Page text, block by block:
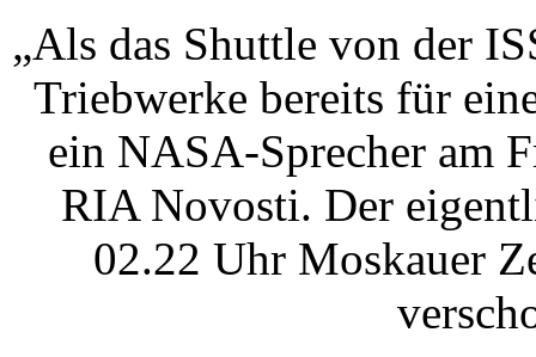
„Als das Shuttle von der
Triebwerke bereits für
ein NASA-Sprecher am
RIA Novosti. Der
02.22 Uhr Moskauer